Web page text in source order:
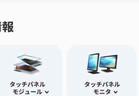
タッチパネル
モジュール
タッチパネル
モニタ